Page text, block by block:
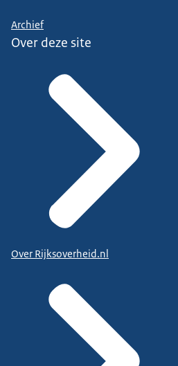
Archief
Over deze site
Over Rijksoverheid.nl